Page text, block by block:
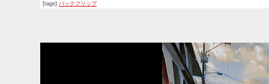
[tags]バックフリップ